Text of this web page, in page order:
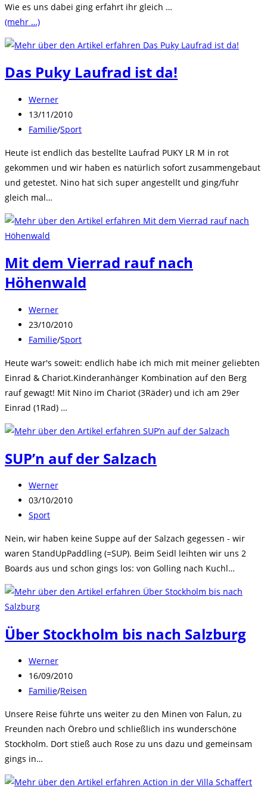
Wie es uns dabei ging erfahrt ihr gleich …
(mehr …)
Das Puky Laufrad ist da!
Beitrags-
Autor:
Werner
Beitrag
veröffentlicht:
13/11/2010
Beitrags-
Familie/Sport
Heute ist endlich das bestellte Laufrad PUKY LR M in rot
gekommen und wir haben es natürlich sofort zusammengebaut
und getestet. Nino hat sich super angestellt und ging/fuhr
gleich mal…
Mit dem Vierrad rauf nach
Höhenwald
Beitrags-
Autor:
Werner
Beitrag
veröffentlicht:
23/10/2010
Beitrags-
Familie/Sport
Heute war's soweit: endlich habe ich mich mit meiner geliebten
Einrad & Chariot.Kinderanhänger Kombination auf den Berg
rauf gewagt! Mit Nino im Chariot (3Räder) und ich am 29er
Einrad (1Rad) …
SUP’n auf der Salzach
Beitrags-
Autor:
Werner
Beitrag
veröffentlicht:
03/10/2010
Beitrags-
Sport
Nein, wir haben keine Suppe auf der Salzach gegessen - wir
waren StandUpPaddling (=SUP). Beim Seidl leihten wir uns 2
Boards aus und schon gings los: von Golling nach Kuchl…
Über Stockholm bis nach Salzburg
Beitrags-
Autor:
Werner
Beitrag
veröffentlicht:
16/09/2010
Beitrags-
Familie/Reisen
Unsere Reise führte uns weiter zu den Minen von Falun, zu
Freunden nach Örebro und schließlich ins wunderschöne
Stockholm. Dort stieß auch Rose zu uns dazu und gemeinsam
gings in…